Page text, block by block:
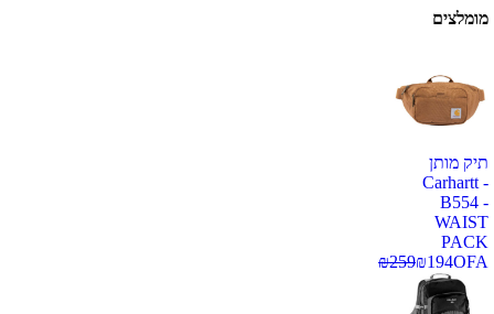
מומלצים
תיק מותן
Carhartt -
B554 -
WAIST
PACK
OFA
₪194
₪259